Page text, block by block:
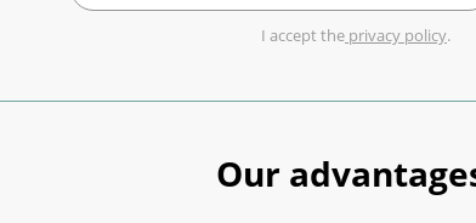
I accept the privacy policy.
Our